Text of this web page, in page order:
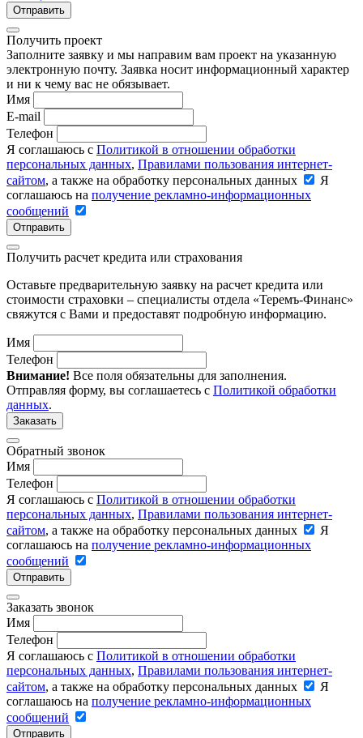
Отправить
Получить проект
Заполните заявку и мы направим вам проект на указанную
электронную почту. Заявка носит информационный характер
и ни к чему вас не обязывает.
Имя
E-mail
Телефон
Я соглашаюсь с Политикой в отношении обработки
персональных данных, Правилами пользования интернет-
сайтом, а также на обработку персональных данных
Я
соглашаюсь на получение рекламно-информационных
сообщений
Отправить
Получить расчет кредита или страхования
Оставьте предварительную заявку на расчет кредита или
стоимости страховки – специалисты отдела «Теремъ-Финанс»
свяжутся с Вами и предоставят подробную информацию.
Имя
Телефон
Внимание! Все поля обязательны для заполнения.
Отправляя форму, вы соглашаетесь с Политикой обработки
данных.
Заказать
Обратный звонок
Имя
Телефон
Я соглашаюсь с Политикой в отношении обработки
персональных данных, Правилами пользования интернет-
сайтом, а также на обработку персональных данных
Я
соглашаюсь на получение рекламно-информационных
сообщений
Отправить
Заказать звонок
Имя
Телефон
Я соглашаюсь с Политикой в отношении обработки
персональных данных, Правилами пользования интернет-
сайтом, а также на обработку персональных данных
Я
соглашаюсь на получение рекламно-информационных
сообщений
Отправить